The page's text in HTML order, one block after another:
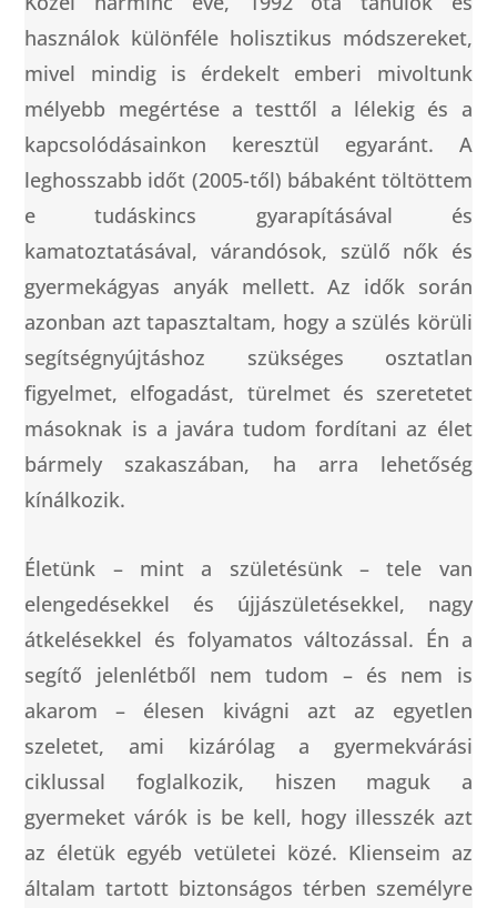
használok különféle holisztikus módszereket,
mivel mindig is érdekelt emberi mivoltunk
mélyebb megértése a testtől a lélekig és a
kapcsolódásainkon keresztül egyaránt. A
leghosszabb időt (2005-től) bábaként töltöttem
e tudáskincs gyarapításával és
kamatoztatásával, várandósok, szülő nők és
gyermekágyas anyák mellett. Az idők során
azonban azt tapasztaltam, hogy a szülés körüli
segítségnyújtáshoz szükséges osztatlan
figyelmet, elfogadást, türelmet és szeretetet
másoknak is a javára tudom fordítani az élet
bármely szakaszában, ha arra lehetőség
kínálkozik.
Életünk – mint a születésünk – tele van
elengedésekkel és újjászületésekkel, nagy
átkelésekkel és folyamatos változással. Én a
segítő jelenlétből nem tudom – és nem is
akarom – élesen kivágni azt az egyetlen
szeletet, ami kizárólag a gyermekvárási
ciklussal foglalkozik, hiszen maguk a
gyermeket várók is be kell, hogy illesszék azt
az életük egyéb vetületei közé. Klienseim az
általam tartott biztonságos térben személyre